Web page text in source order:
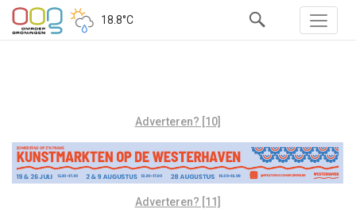
18.8°C
Adverteren? [10]
Adverteren? [11]